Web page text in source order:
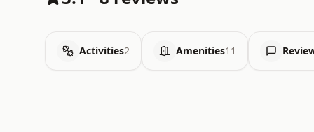
Activities2 Amenities11